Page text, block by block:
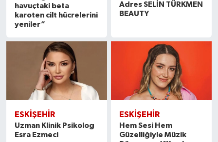
havuçtaki beta
karoten cilt hücrelerini
yeniler”
Adres SELİN TÜRKMEN
BEAUTY
ESKİŞEHİR
Uzman Klinik Psikolog
Esra Ezmeci
ESKİŞEHİR
Hem Sesi Hem
Güzelliğiyle Müzik